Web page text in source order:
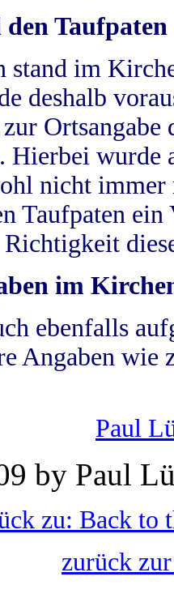
Taufpaten
stand im
deshalb
Hierbei wurde
nicht
Taufpaten
im
ebenfalls
Angaben wie
Paul
by Paul
zu: Back to
zurück